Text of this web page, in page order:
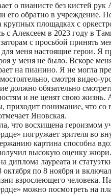
о пианисте без кистей
его обратно в учреждение.
крупных площадках с
с Алексеем в 2023 году в
с просьбой принять
меня настоящие герои. Я
у меня не было. Вскоре
на пианино. Я не могла
смотря видео-
должно обязательно
и не ценят свою
приходит понимание, что со
Яновская.
что восхищена героизмом
погружает зрителя во
картина способна
высокую оценку жюри.
диплома лауреата и
октября по 8 ноября и
взрослеющего человека.
можно посмотреть на